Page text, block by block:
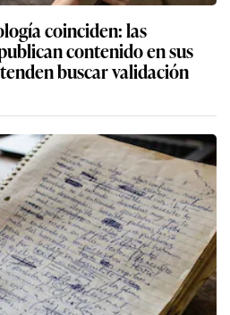
coinciden: las
contenido en sus
buscar validación